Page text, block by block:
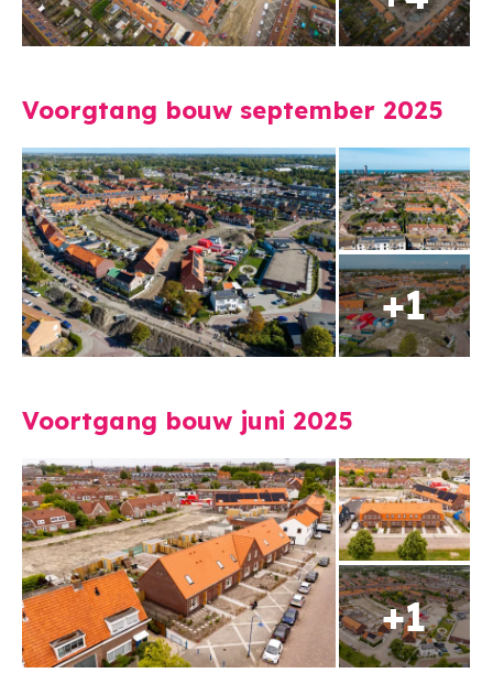
Voorgtang bouw september 2025
Voortgang bouw juni 2025